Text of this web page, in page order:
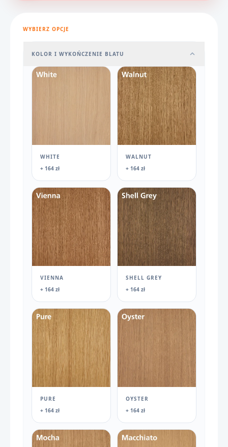
WYBIERZ OPCJE
KOLOR I WYKOŃCZENIE BLATU
WHITE
+ 164 zł
WALNUT
+ 164 zł
VIENNA
+ 164 zł
SHELL GREY
+ 164 zł
PURE
+ 164 zł
OYSTER
+ 164 zł